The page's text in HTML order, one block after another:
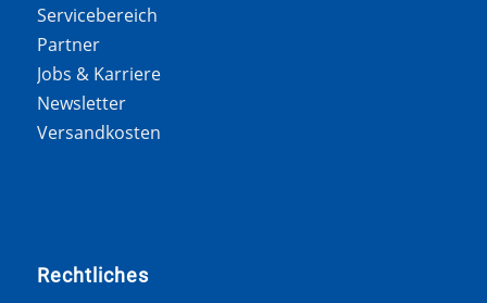
Servicebereich
Partner
Jobs & Karriere
Newsletter
Versandkosten
Rechtliches